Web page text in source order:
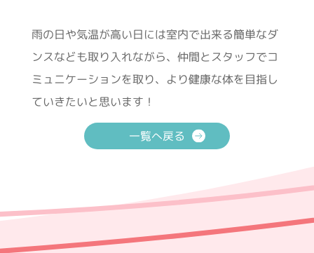
雨の日や気温が高い日には室内で出来る簡単なダ
ンスなども取り入れながら、仲間とスタッフでコ
ミュニケーションを取り、より健康な体を目指し
ていきたいと思います！
一覧へ戻る